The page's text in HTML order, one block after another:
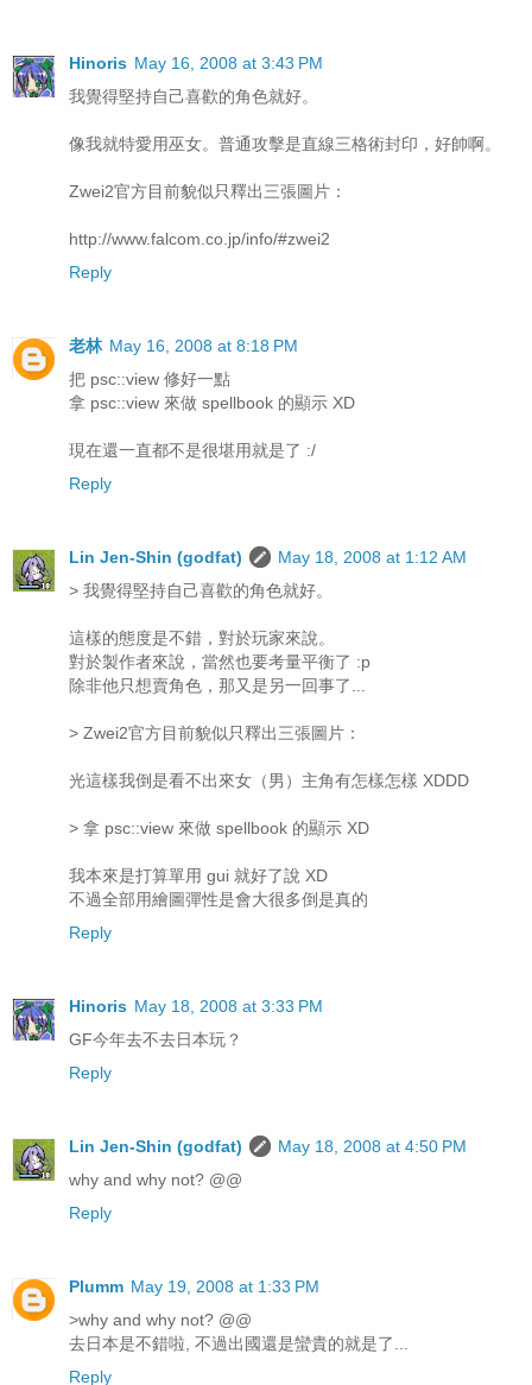
Hinoris May 16, 2008 at 3:43 PM
我覺得堅持自己喜歡的角色就好。
像我就特愛用巫女。普通攻擊是直線三格術封印，好帥啊。
Zwei2官方目前貌似只釋出三張圖片：
http://www.falcom.co.jp/info/#zwei2
Reply
老林 May 16, 2008 at 8:18 PM
把 psc::view 修好一點
拿 psc::view 來做 spellbook 的顯示 XD
現在還一直都不是很堪用就是了 :/
Reply
Lin Jen-Shin (godfat)
May 18, 2008 at 1:12 AM
> 我覺得堅持自己喜歡的角色就好。
這樣的態度是不錯，對於玩家來說。
對於製作者來說，當然也要考量平衡了 :p
除非他只想賣角色，那又是另一回事了...
> Zwei2官方目前貌似只釋出三張圖片：
光這樣我倒是看不出來女（男）主角有怎樣怎樣 XDDD
> 拿 psc::view 來做 spellbook 的顯示 XD
我本來是打算單用 gui 就好了說 XD
不過全部用繪圖彈性是會大很多倒是真的
Reply
Hinoris May 18, 2008 at 3:33 PM
GF今年去不去日本玩？
Reply
Lin Jen-Shin (godfat)
May 18, 2008 at 4:50 PM
why and why not? @@
Reply
Plumm May 19, 2008 at 1:33 PM
>why and why not? @@
去日本是不錯啦, 不過出國還是蠻貴的就是了...
Reply